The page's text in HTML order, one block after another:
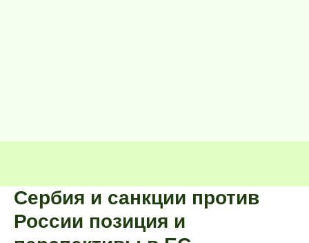
Сербия и санкции против
России позиция и